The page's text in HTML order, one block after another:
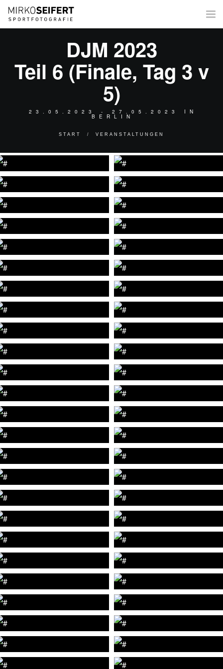
DJM 2023
Teil 6 (Finale, Tag 3 v
5)
23.05.2023 - 27.05.2023 IN
BERLIN
START VERANSTALTUNGEN